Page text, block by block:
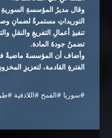
وقال مديرُ المؤسسةِ
التوريداتِ مستمرةٌ لضمانِ
تنفيذِ أعمالِ التفريغِ والنقلِ
تضمنُ جودةَ المادة.
وأضاف أن المؤسسةَ ماضيةٌ
الفترةِ القادمة، لتعزيزِ
#سوريا #القمح #اللاذقية